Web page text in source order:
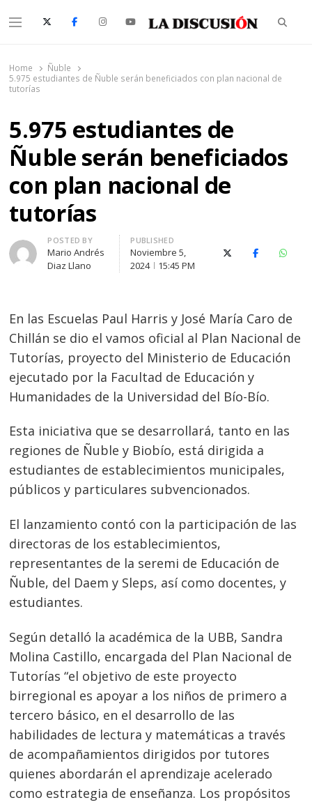
Menu
Home
Ñuble
5.975 estudiantes de Ñuble serán beneficiados con plan nacional de
tutorías
5.975 estudiantes de
Ñuble serán beneficiados
con plan nacional de
tutorías
Author
POSTED BY
Mario Andrés
Diaz Llano
PUBLISHED
Noviembre 5,
2024
15:45 PM
X (Twitter)Facebook
En las Escuelas Paul Harris y José María Caro de
Chillán se dio el vamos oficial al Plan Nacional de
Tutorías, proyecto del Ministerio de Educación
ejecutado por la Facultad de Educación y
Humanidades de la Universidad del Bío-Bío.
Esta iniciativa que se desarrollará, tanto en las
regiones de Ñuble y Biobío, está dirigida a
estudiantes de establecimientos municipales,
públicos y particulares subvencionados.
El lanzamiento contó con la participación de las
directoras de los establecimientos,
representantes de la seremi de Educación de
Ñuble, del Daem y Sleps, así como docentes, y
estudiantes.
Según detalló la académica de la UBB, Sandra
Molina Castillo, encargada del Plan Nacional de
Tutorías “el objetivo de este proyecto
birregional es apoyar a los niños de primero a
tercero básico, en el desarrollo de las
habilidades de lectura y matemáticas a través
de acompañamientos dirigidos por tutores
quienes abordarán el aprendizaje acelerado
como estrategia de enseñanza. Los propósitos